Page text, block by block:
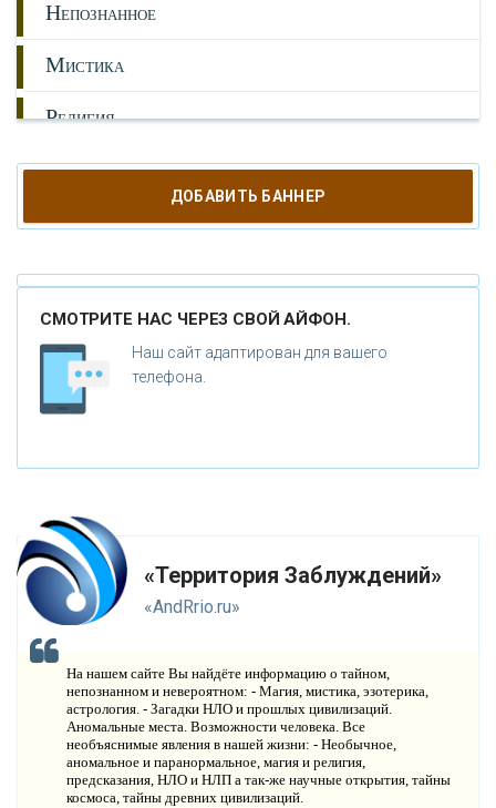
НЕПОЗНАННОЕ
МИСТИКА
РЕЛИГИЯ
ОРУЖИЕ
КАТАКЛИЗМЫ
КЛОНИРОВАНИЕ
НОВЫЕ ТЕХНОЛОГИИ
РОГНОЗЫ И ПРОРОЧЕСТВА
ИСТОРИЯ ОБО ВСЕМ НА СВЕТЕ
КОМПАНИИ
Н
ОНТАКТЫ
ДОБАВИТЬ БАННЕР
СМОТРИТЕ НАС ЧЕРЕЗ СВОЙ АЙФОН.
Наш сайт адаптирован для вашего
телефона.
«Территория Заблуждений»
«AndRrio.ru»
На нашем сайте Вы найдёте информацию о тайном,
непознанном и невероятном: - Магия, мистика, эзотерика,
астрология. - Загадки НЛО и прошлых цивилизаций.
Аномальные места. Возможности человека. Все
необъяснимые явления в нашей жизни: - Необычное,
аномальное и паранормальное, магия и религия,
предсказания, НЛО и НЛП а так-же научные открытия, тайны
космоса, тайны древних цивилизаций.